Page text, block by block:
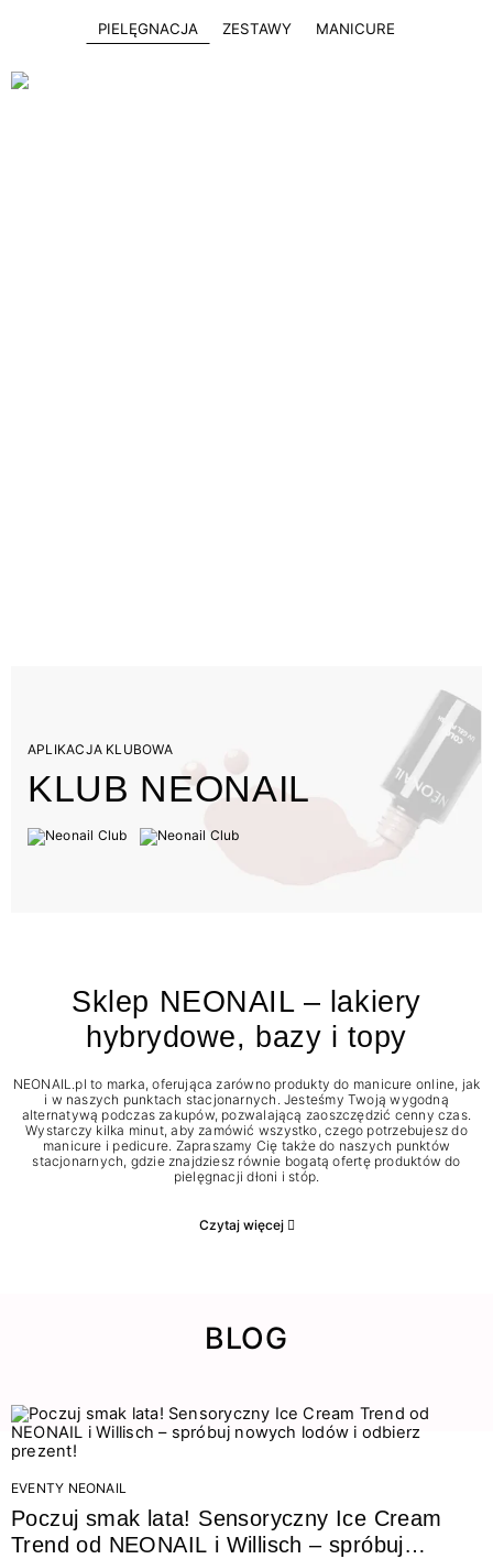
PIELĘGNACJA ZESTAWY MANICURE
APLIKACJA KLUBOWA
KLUB NEONAIL
Sklep NEONAIL – lakiery
hybrydowe, bazy i topy
NEONAIL.pl to marka, oferująca zarówno produkty do manicure online, jak
i w naszych punktach stacjonarnych. Jesteśmy Twoją wygodną
alternatywą podczas zakupów, pozwalającą zaoszczędzić cenny czas.
Wystarczy kilka minut, aby zamówić wszystko, czego potrzebujesz do
manicure i pedicure. Zapraszamy Cię także do naszych punktów
stacjonarnych, gdzie znajdziesz równie bogatą ofertę produktów do
pielęgnacji dłoni i stóp.
Czytaj więcej
BLOG
EVENTY NEONAIL
Poczuj smak lata! Sensoryczny Ice Cream
Trend od NEONAIL i Willisch – spróbuj